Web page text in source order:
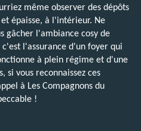
même observer des dépôts
épaisse, à l'intérieur. Ne
gâcher l'ambiance cosy de
l'assurance d'un foyer qui
à plein régime et d'une
si vous reconnaissez ces
à Les Compagnons du
!